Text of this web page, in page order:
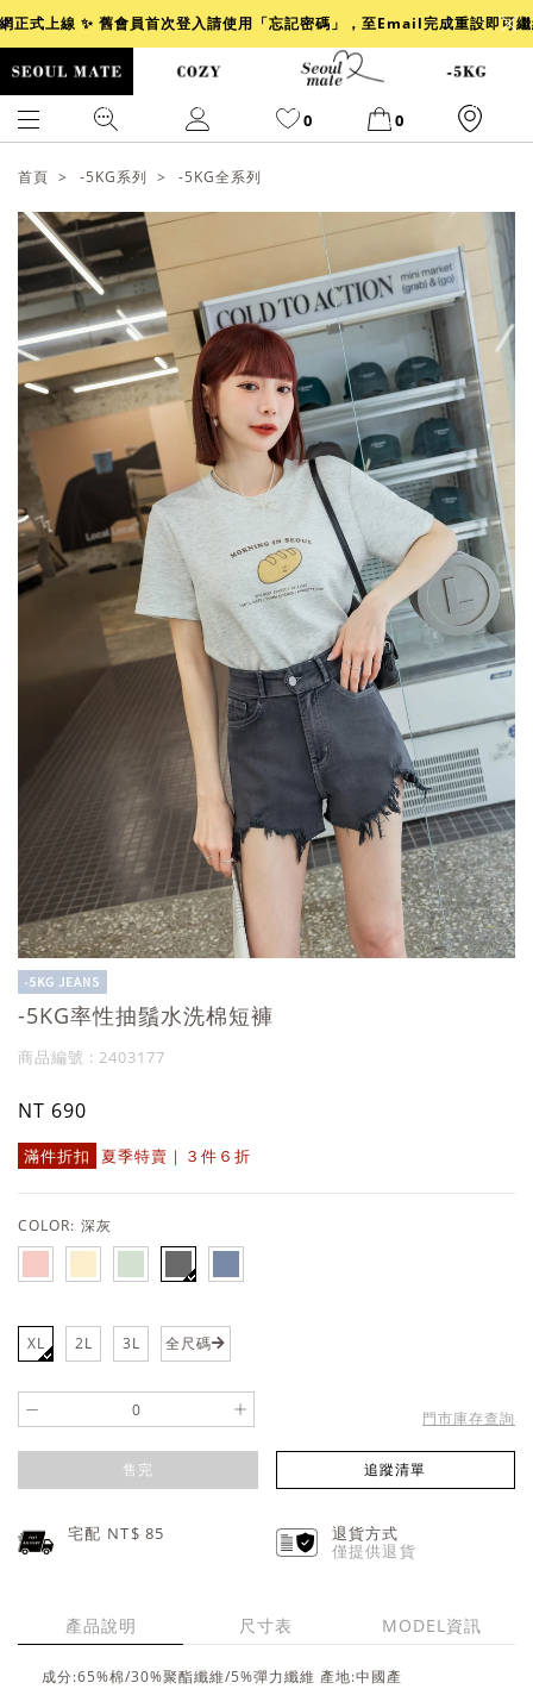
正式上線 ✨ 舊會員首次登入請使用「忘記密碼」，至Email完成重設即可
0 0
爆乳 背心 洋裝
小香風 透膚 小香 牛仔
襯衫 褲裙 牛仔裙 冰感
涼感
首頁 -5KG系列 -5KG全系列
-5KG率性抽鬚水洗棉短褲
商品編號 : 2403177
NT 690
滿件折扣 夏季特賣｜３件６折
COLOR: 深灰
XL 2L 3L 全尺碼
- + 門市庫存查詢
售完 追蹤清單
宅配 NT$85
退貨方式
僅提供退貨
產品說明 尺寸表 MODEL資訊
成分:65%棉/30%聚酯纖維/5%彈力纖維 產地:中國產